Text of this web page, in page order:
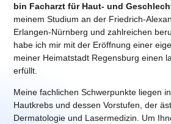
bin Facharzt für Haut- und
meinem Studium an der Friedrich-
Erlangen-Nürnberg und zahlreichen
habe ich mir mit der Eröffnung einer
meiner Heimatstadt Regensburg einen
erfüllt.
Meine fachlichen Schwerpunkte liegen
Hautkrebs und dessen Vorstufen, der
Dermatologie und Lasermedizin. Um